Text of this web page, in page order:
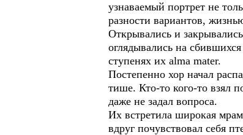
узнаваемый портрет не
разности вариантов,
Открывались и
оглядывались на
ступенях их alma mater.
Постепенно хор начал
тише. Кто-то кого-то взял
даже не задал вопроса.
Их встретила широкая
вдруг почувствовал себя